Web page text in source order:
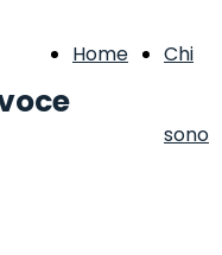
Home Chi
sono